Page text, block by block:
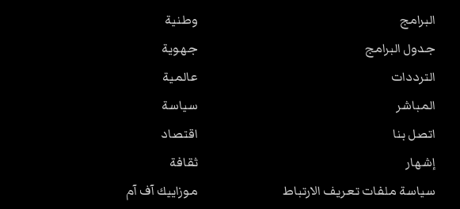
البرامج
جدول البرامج
الترددات
المباشر
اتصل بنا
إشهار
سياسة ملفات تعريف الارتباط
وطنية
جهوية
عالمية
سياسة
اقتصاد
ثقافة
موزاييك آف آم